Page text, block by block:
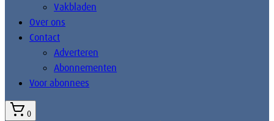
Vakbladen
Over ons
Contact
Adverteren
Abonnementen
Voor abonnees
0